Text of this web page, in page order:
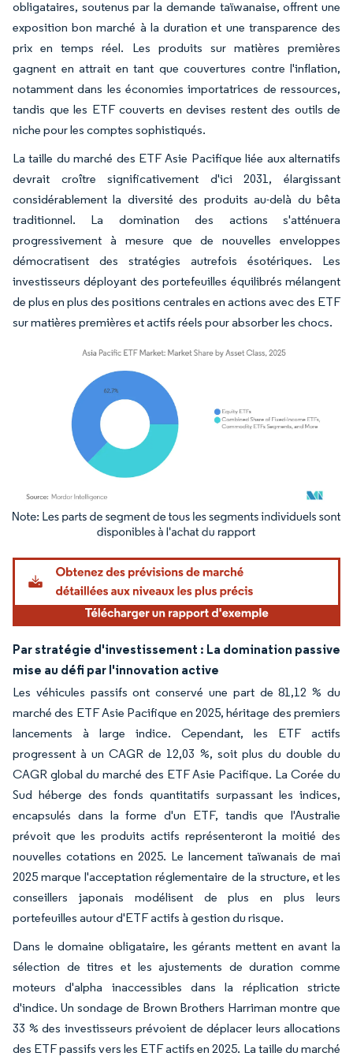
obligataires, soutenus par la demande taïwanaise, offrent une
exposition bon marché à la duration et une transparence des
prix en temps réel. Les produits sur matières premières
gagnent en attrait en tant que couvertures contre l'inflation,
notamment dans les économies importatrices de ressources,
tandis que les ETF couverts en devises restent des outils de
niche pour les comptes sophistiqués.
La taille du marché des ETF Asie Pacifique liée aux alternatifs
devrait croître significativement d'ici 2031, élargissant
considérablement la diversité des produits au-delà du bêta
traditionnel. La domination des actions s'atténuera
progressivement à mesure que de nouvelles enveloppes
démocratisent des stratégies autrefois ésotériques. Les
investisseurs déployant des portefeuilles équilibrés mélangent
de plus en plus des positions centrales en actions avec des ETF
sur matières premières et actifs réels pour absorber les chocs.
Image © Mordor Intelligence. La réutilisation nécessite une attribution sous CC BY
Par stratégie d'investissement : La domination passive
mise au défi par l'innovation active
Les véhicules passifs ont conservé une part de 81,12 % du
marché des ETF Asie Pacifique en 2025, héritage des premiers
lancements à large indice. Cependant, les ETF actifs
progressent à un CAGR de 12,03 %, soit plus du double du
CAGR global du marché des ETF Asie Pacifique. La Corée du
Sud héberge des fonds quantitatifs surpassant les indices,
encapsulés dans la forme d'un ETF, tandis que l'Australie
prévoit que les produits actifs représenteront la moitié des
nouvelles cotations en 2025. Le lancement taïwanais de mai
2025 marque l'acceptation réglementaire de la structure, et les
conseillers japonais modélisent de plus en plus leurs
portefeuilles autour d'ETF actifs à gestion du risque.
Dans le domaine obligataire, les gérants mettent en avant la
sélection de titres et les ajustements de duration comme
moteurs d'alpha inaccessibles dans la réplication stricte
d'indice. Un sondage de Brown Brothers Harriman montre que
33 % des investisseurs prévoient de déplacer leurs allocations
des ETF passifs vers les ETF actifs en 2025. La taille du marché